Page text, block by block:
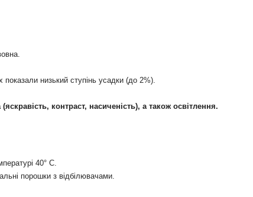
низький ступінь усадки (до 2%).
(яскравість, контраст, насиченість), а також освітлення.
40° С.
порошки з відбілювачами.